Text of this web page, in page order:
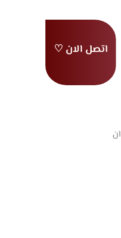
اتصل الان ♡